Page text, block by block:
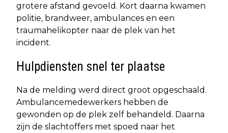
grotere afstand gevoeld. Kort daarna kwamen
politie, brandweer, ambulances en een
traumahelikopter naar de plek van het
incident.
Hulpdiensten snel ter plaatse
Na de melding werd direct groot opgeschaald.
Ambulancemedewerkers hebben de
gewonden op de plek zelf behandeld. Daarna
zijn de slachtoffers met spoed naar het